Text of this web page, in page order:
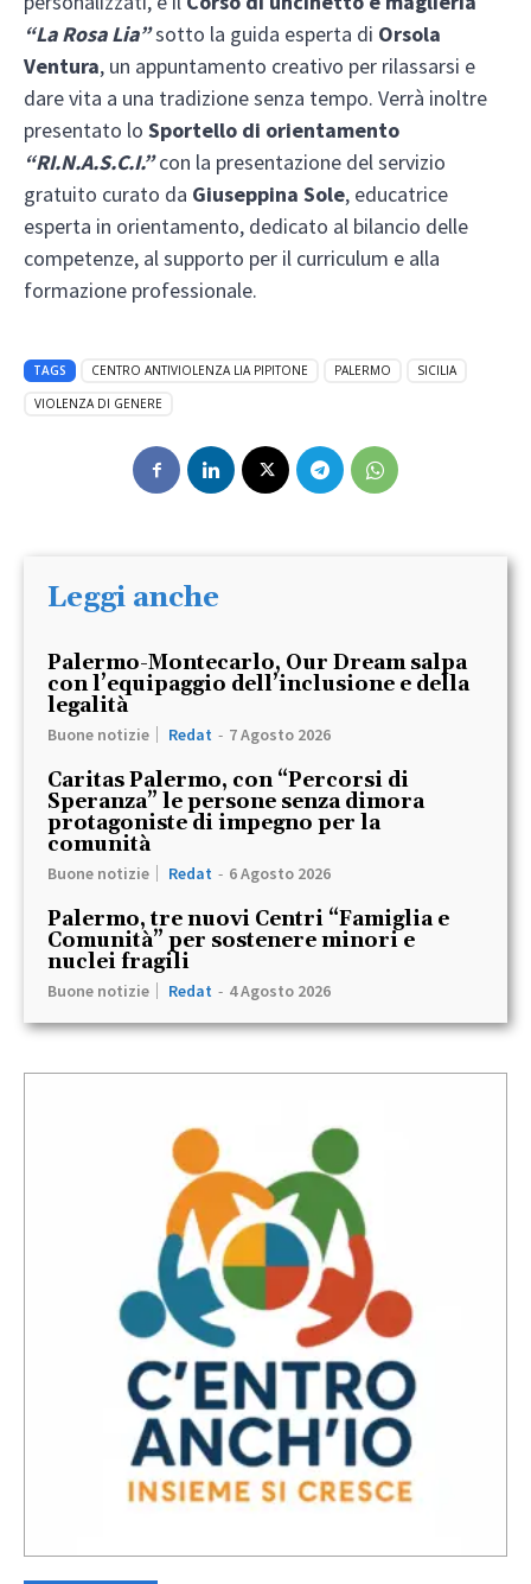
“La Rosa Lia”sotto la guida esperta di Orsola
Ventura, un appuntamento creativo per rilassarsi e
dare vita a una tradizione senza tempo. Verrà inoltre
presentato lo Sportello di orientamento
“RI.N.A.S.C.I.”con la presentazione del servizio
gratuito curato da Giuseppina Sole, educatrice
esperta in orientamento, dedicato al bilancio delle
competenze, al supporto per il curriculum e alla
formazione professionale.
TAGS CENTRO ANTIVIOLENZA LIA PIPITONE PALERMO
SICILIA
VIOLENZA DI GENERE
Leggi anche
Palermo-Montecarlo, Our Dream salpa
con l’equipaggio dell’inclusione e della
legalità
Buone notizie Redat - 7 Agosto 2026
Caritas Palermo, con “Percorsi di
Speranza” le persone senza dimora
protagoniste di impegno per la
comunità
Buone notizie Redat - 6 Agosto 2026
Palermo, tre nuovi Centri “Famiglia e
Comunità” per sostenere minori e
nuclei fragili
Buone notizie Redat - 4 Agosto 2026